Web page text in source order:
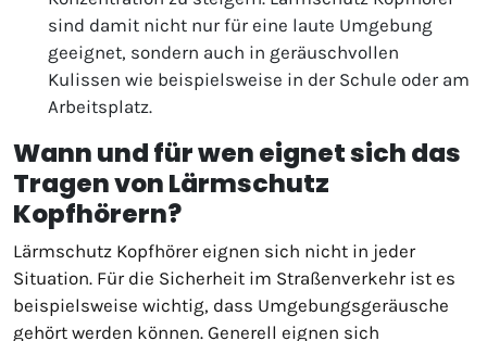
sind damit nicht nur für eine laute Umgebung
geeignet, sondern auch in geräuschvollen
Kulissen wie beispielsweise in der Schule oder am
Arbeitsplatz.
Wann und für wen eignet sich das
Tragen von Lärmschutz
Kopfhörern?
Lärmschutz Kopfhörer eignen sich nicht in jeder
Situation. Für die Sicherheit im Straßenverkehr ist es
beispielsweise wichtig, dass Umgebungsgeräusche
gehört werden können. Generell eignen sich